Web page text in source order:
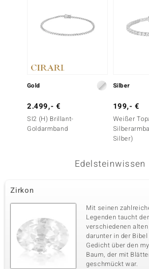
Gold
2.499,- €
SI2 (H) Brillant-
Goldarmband
Silber
199,- €
Weißer
Silber)
Edelsteinwissen
Zirkon
Mit seinen
Legenden taucht
verschiedenen
darunter in der
Gedicht über den
Baum, der mit
geschmückt war.